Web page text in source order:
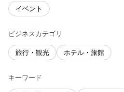
イベント
ビジネスカテゴリ
旅行・観光 ホテル・旅館
キーワード